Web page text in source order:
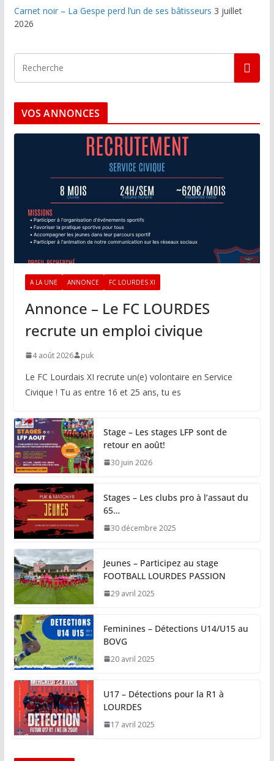
Carnet noir – La Gespe perd l’un de ses bâtisseurs 3 juillet
2026
VOS ANNONCES
A LA UNE ANNONCE FC LOURDES XI
Annonce – Le FC LOURDES
recrute un emploi civique
4 août 2026 puk
Le FC Lourdais XI recrute un(e) volontaire en Service
Civique ! Tu as entre 16 et 25 ans, tu es
Stage – Les stages LFP sont de
retour en août!
30 juin 2026
Stages – Les clubs pro à l’assaut du
65…
30 décembre 2025
Jeunes – Participez au stage
FOOTBALL LOURDES PASSION
29 avril 2025
Feminines – Détections U14/U15 au
BOVG
20 avril 2025
U17 – Détections pour la R1 à
LOURDES
17 avril 2025